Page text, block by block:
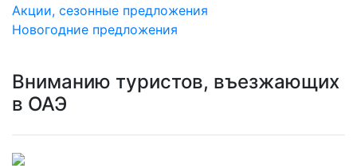
Акции, сезонные предложения
Новогодние предложения
Вниманию туристов, въезжающих
в ОАЭ